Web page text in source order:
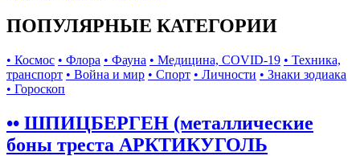
ПОПУЛЯРНЫЕ КАТЕГОРИИ
• Космос • Флора • Фауна • Медицина, COVID-19 • Техника,
транспорт • Война и мир • Спорт • Личности • Знаки зодиака
• Гороскоп
•• ШПИЦБЕРГЕН (металлические
боны треста АРКТИКУГОЛЬ